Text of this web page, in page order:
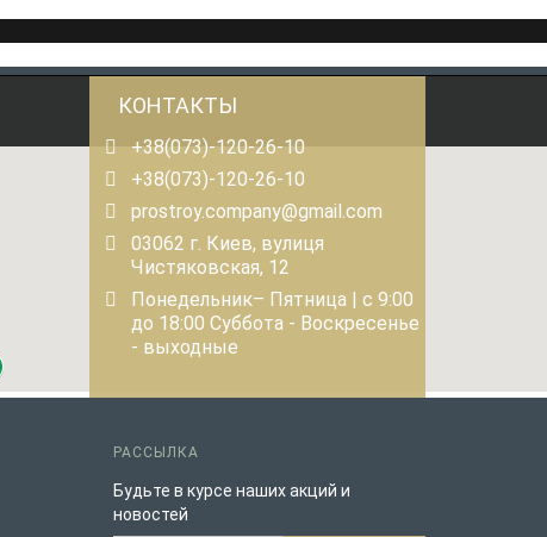
КОНТАКТЫ
+38(073)-120-26-10
+38(073)-120-26-10
prostroy.company@gmail.com
03062 г. Киев, вулиця
Чистяковская, 12
Понедельник– Пятница | с 9:00
до 18:00 Суббота - Воскресенье
- выходные
РАССЫЛКА
Будьте в курсе наших акций и
новостей